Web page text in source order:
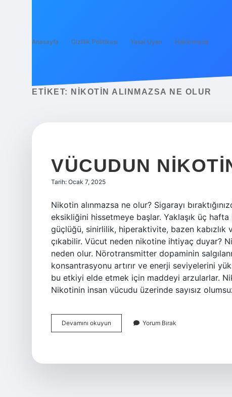
Anasayfa Gizlilik Politikası Yasal Uyarı Hakkımızda
ETIKET: NIKOTIN ALINMAZSA NE OLUR
VÜCUDUN
Tarih: Ocak 7, 2025
Nikotin alınmazsa ne olur? Sigarayı
eksikliğini hissetmeye başlar. Yaklaşık üç
güçlüğü, sinirlilik, hiperaktivite, bazen
çıkabilir. Vücut neden nikotine ihtiyaç duyar?
neden olur. Nörotransmitter dopaminin
konsantrasyonu artırır ve enerji seviyelerini
bu etkiyi elde etmek için maddeyi arzularlar.
Nikotinin insan vücudu üzerinde sayısız
Devamını okuyun Vücudun
Nikotin
Yorum Bırak